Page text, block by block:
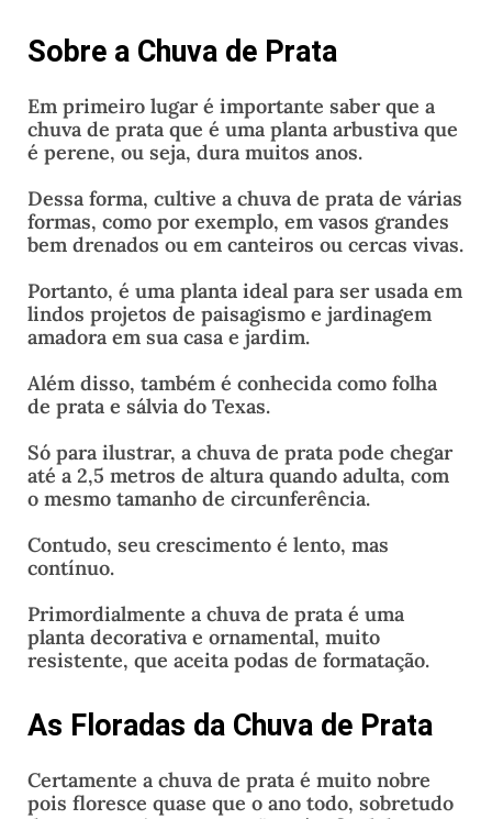
Sobre a Chuva de Prata
Em primeiro lugar é importante saber que a
chuva de prata que é uma planta arbustiva que
é perene, ou seja, dura muitos anos.
Dessa forma, cultive a chuva de prata de várias
formas, como por exemplo, em vasos grandes
bem drenados ou em canteiros ou cercas vivas.
Portanto, é uma planta ideal para ser usada em
lindos projetos de paisagismo e jardinagem
amadora em sua casa e jardim.
Além disso, também é conhecida como folha
de prata e sálvia do Texas.
Só para ilustrar, a chuva de prata pode chegar
até a 2,5 metros de altura quando adulta, com
o mesmo tamanho de circunferência.
Contudo, seu crescimento é lento, mas
contínuo.
Primordialmente a chuva de prata é uma
planta decorativa e ornamental, muito
resistente, que aceita podas de formatação.
As Floradas da Chuva de Prata
Certamente a chuva de prata é muito nobre
pois floresce quase que o ano todo, sobretudo